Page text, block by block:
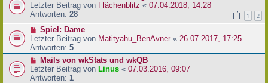
Letzter Beitrag von Flächenblitz « 07.04.2018, 14:28
Antworten: 28 1 2
Spiel: Dame
Letzter Beitrag von Matityahu_BenAvner« 26.07.2017, 17:25
Antworten: 5
Mails von wkStats und wkQB
Letzter Beitrag von Linus « 07.03.2016, 09:07
Antworten: 1